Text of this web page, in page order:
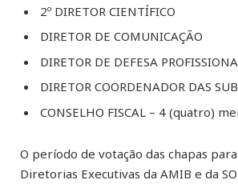
2º DIRETOR CIENTÍFICO
DIRETOR DE COMUNICAÇÃO
DIRETOR DE DEFESA
DIRETOR COORDENADOR DAS
CONSELHO FISCAL – 4 (quatro)
O período de votação das chapas
Diretorias Executivas da AMIB e da